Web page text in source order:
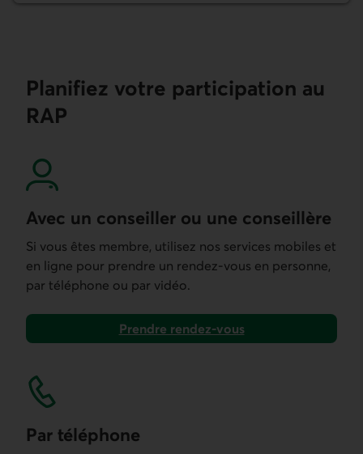
Planifiez votre participation au
RAP
Avec un conseiller ou une conseillère
Si vous êtes membre, utilisez nos services mobiles et
en ligne pour prendre un rendez-vous en personne,
par téléphone ou par vidéo.
Prendre rendez-vous
dans nos services mobiles et en ligne
Par téléphone